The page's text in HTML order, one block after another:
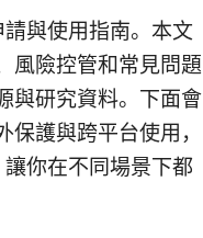
與使用指南。本文
風險控管和常見問題
與研究資料。下面會
護與跨平台使用，
你在不同場景下都